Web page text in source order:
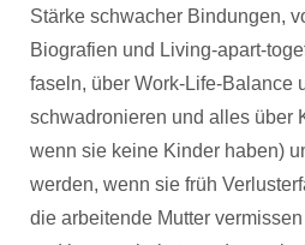
Stärke schwacher Bindungen,
Biografien und Living-apart-
faseln, über Work-Life-Balance
schwadronieren und alles über
wenn sie keine Kinder haben)
werden, wenn sie früh
die arbeitende Mutter